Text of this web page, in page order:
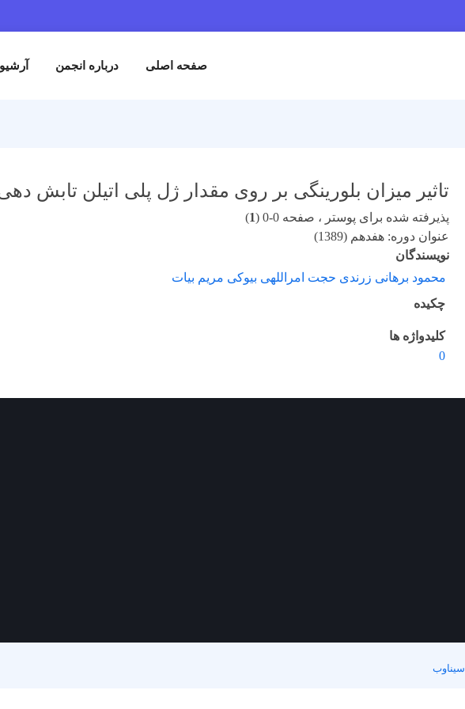
صفحه اصلی درباره انجمن
تاثیر میزان بلورینگی بر روی مقدار ژل پلی اتیلن تابش
پذیرفته شده برای پوستر ، صفحه 0-0 ( 1
)
عنوان دوره: هفدهم (1389)
نویسندگان
محمود برهانی زرندی حجت امراللهی بیوکی مریم بیات
چکیده
کلیدواژه ها
0
سیناوب